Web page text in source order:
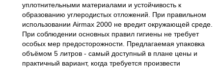
уплотнительными материалами и устойчивость к
образованию углеродистых отложений. При правильном
использовании Airmax 2000 не вредит окружающей среде.
При соблюдении основных правил гигиены не требует
особых мер предосторожности. Предлагаемая упаковка
объёмом 5 литров - самый доступный в плане цены и
практичный вариант, когда требуется произвести